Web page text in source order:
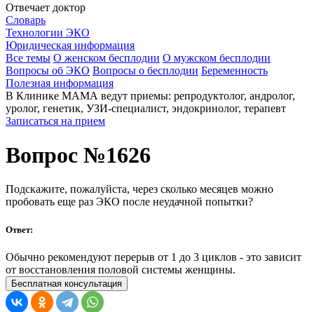
Отвечает доктор
Словарь
Технологии ЭКО
Юридическая информация
Все темы О женском бесплодии О мужском бесплодии
Вопросы об ЭКО Вопросы о бесплодии Беременность
Полезная информация
В Клинике МАМА ведут приемы: репродуктолог, андролог,
уролог, генетик, УЗИ-специалист, эндокринолог, терапевт
Записаться на прием
Вопрос №1626
Подскажите, пожалуйста, через сколько месяцев можно
пробовать еще раз ЭКО после неудачной попытки?
Ответ:
Обычно рекомендуют перерыв от 1 до 3 циклов - это зависит
от восстановления половой системы женщины.
Бесплатная консультация